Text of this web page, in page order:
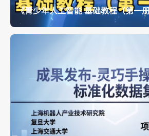
《青少年人工智能 基础教程（第一